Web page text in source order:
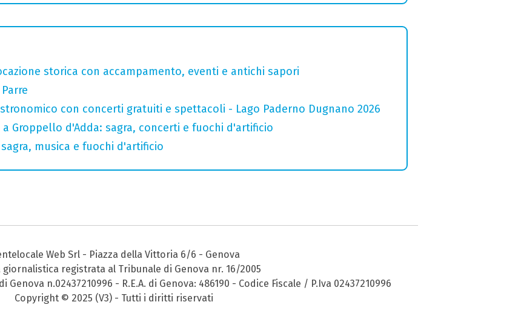
storica con accampamento, eventi e antichi sapori
con concerti gratuiti e spettacoli - Lago Paderno Dugnano 2026
a Groppello d'Adda: sagra, concerti e fuochi d'artificio
musica e fuochi d'artificio
Web Srl - Piazza della Vittoria 6/6 - Genova
giornalistica registrata al Tribunale di Genova nr. 16/2005
n.02437210996 - R.E.A. di Genova: 486190 - Codice Fiscale / P.Iva 02437210996
Copyright © 2025 (V3) - Tutti i diritti riservati